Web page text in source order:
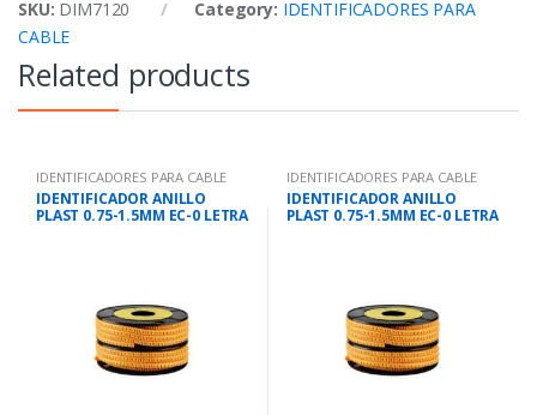
SKU: DIM7120 Category: IDENTIFICADORES PARA
CABLE
Related products
IDENTIFICADORES PARA CABLE
IDENTIFICADOR ANILLO
PLAST 0.75-1.5MM EC-0 LETRA
IDENTIFICADORES PARA CABLE
IDENTIFICADOR ANILLO
PLAST 0.75-1.5MM EC-0 LETRA